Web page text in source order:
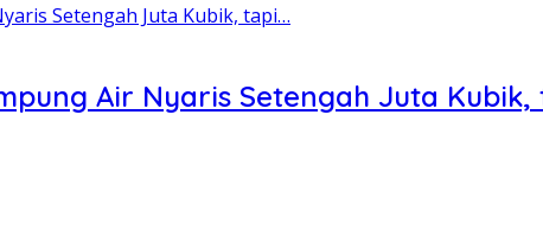
Air Nyaris Setengah Juta Kubik,